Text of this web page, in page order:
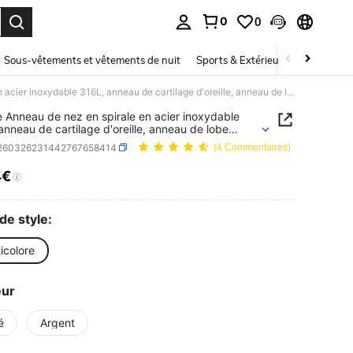
0 0
Sous-vêtements et vêtements de nuit Sports & Extérieur Enfants
1 pièce Anneau de nez en spirale en acier inoxydable 316L, anneau de cartilage d'oreille, anneau de lobe d'oreille, anneau de septum, bijou de corps unisexe
Anneau de nez en spirale en acier inoxydable
de cartilage d'oreille, anneau de lobe
anneau de septum, bijou de corps unisexe(4 Commentaires)
AND AVAILABILITY
style:
Argent